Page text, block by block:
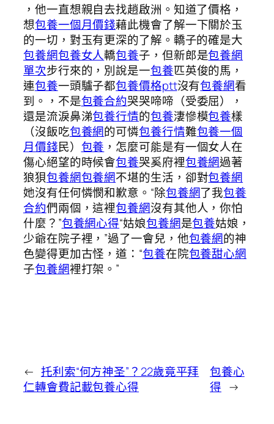
，他一直想親自去找趙啟洲。知道了價格，
想包養一個月價錢藉此機會了解一下關於玉
的一切，對玉有更深的了解。轎子的確是大
包養網包養女人轎包養子，但新郎是包養網
單次步行來的，別說是一包養匹英俊的馬，
連包養一頭驢子都包養價格ptt沒有包養網看
到。，不是包養合約哭哭啼啼（受委屈），
還是流淚鼻涕包養行情的包養淒慘模包養樣
（沒飯吃包養網的可憐包養行情難包養一個
月價錢民） 包養 ，怎麼可能是有一個女人在
傷心絕望的時候會包養哭奚府裡包養網過著
狼狽包養網包養網不堪的生活，卻對包養網
她沒有任何憐憫和歉意。“除包養網了我包養
合約們兩個，這裡包養網沒有其他人，你怕
什麼？”包養網心得“姑娘包養網是包養姑娘，
少爺在院子裡，”過了一會兒，他包養網的神
色變得更加古怪，道：“包養在院包養甜心網
子包養網裡打架。”
← 托利索“何方神圣”？22歲竟平拜
仁轉會費記載包養心得
包養心
得 →